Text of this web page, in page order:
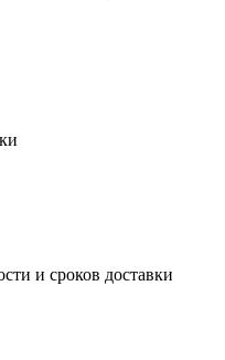
и сроков доставки